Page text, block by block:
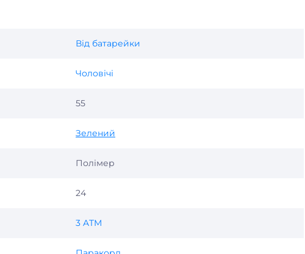
Від батарейки
Чоловічі
55
Зелений
Полімер
24
3 ATM